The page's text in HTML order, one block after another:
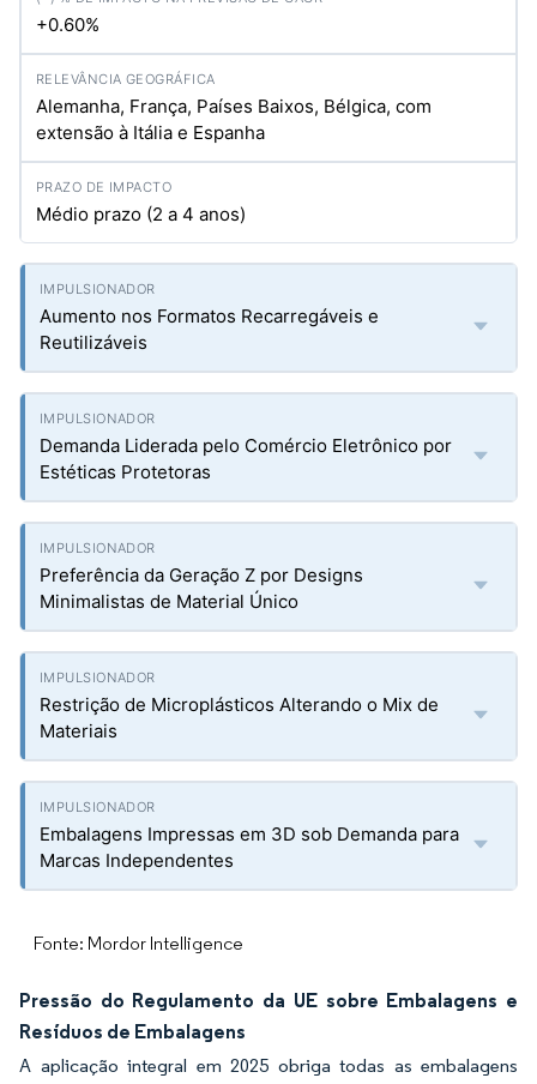
+0.60%
Alemanha, França, Países Baixos, Bélgica, com
extensão à Itália e Espanha
Médio prazo (2 a 4 anos)
Aumento nos Formatos Recarregáveis e
Reutilizáveis
Demanda Liderada pelo Comércio Eletrônico por
Estéticas Protetoras
Preferência da Geração Z por Designs
Minimalistas de Material Único
Restrição de Microplásticos Alterando o Mix de
Materiais
Embalagens Impressas em 3D sob Demanda para
Marcas Independentes
Fonte: Mordor Intelligence
Pressão do Regulamento da UE sobre Embalagens e
Resíduos de Embalagens
A aplicação integral em 2025 obriga todas as embalagens